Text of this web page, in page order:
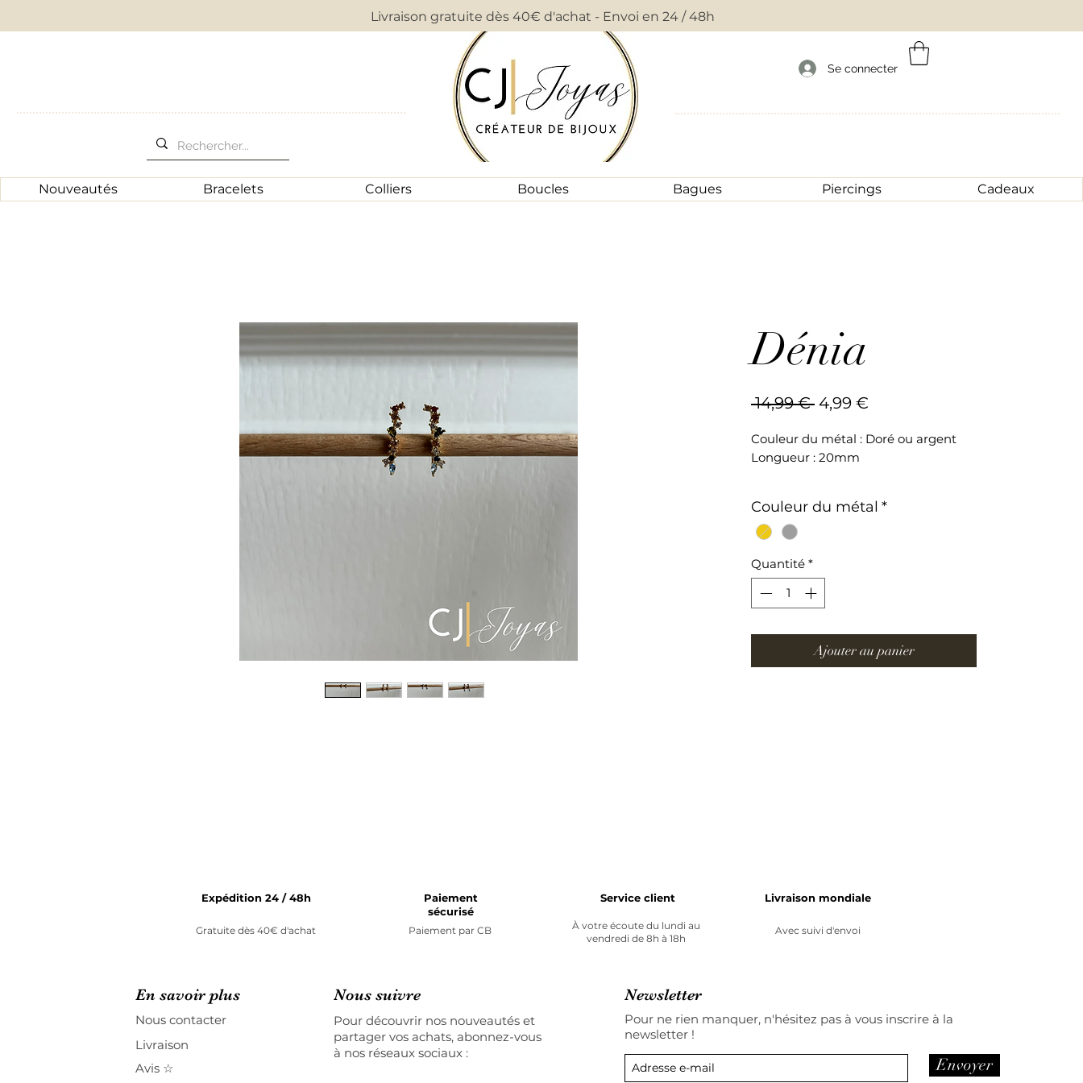
Livraison gratuite dès 40€ d'achat - Envoi en 24 / 48h
Se connecter
Nouveautés Bracelets Colliers Boucles Bagues Piercings Cadeaux
Dénia
14,99 € Prix
4,99 €
Couleur du métal : Doré ou argent
Longueur : 20mm
Couleur du métal *
Quantité *
Ajouter au panier
Expédition 24 / 48h
Gratuite dès 40€ d'achat
Paiement
sécurisé
Paiement par CB
Service client
À votre écoute du lundi au
vendredi de 8h à 18h
Livraison mondiale
Avec suivi d'envoi
En savoir plus
Nous contacter
Livraison
Avis ☆
Nous suivre
Pour découvrir nos nouveautés et
partager vos achats, abonnez-vous
à nos réseaux sociaux :
Newsletter
Pour ne rien manquer, n'hésitez pas à vous inscrire à la
newsletter !
Envoyer